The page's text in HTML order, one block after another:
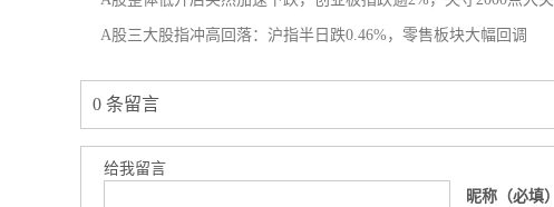
A股三大股指冲高回落：沪指半日跌0.46%，零售板块大幅回调
0 条留言
给我留言
昵称（必填）